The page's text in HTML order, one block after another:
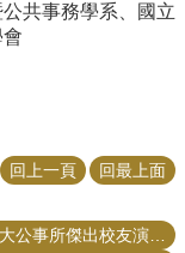
共事務學系、國立
回上一頁 回最上面